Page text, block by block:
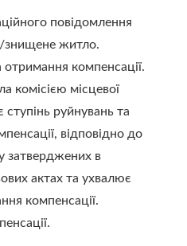
повідомлення
житло.
компенсації.
комісією місцевої
руйнувань та
відповідно до
затверджених в
актах та ухвалює
компенсації.